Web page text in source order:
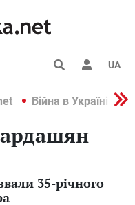
UA
Війна в Україні 2022
35-річного